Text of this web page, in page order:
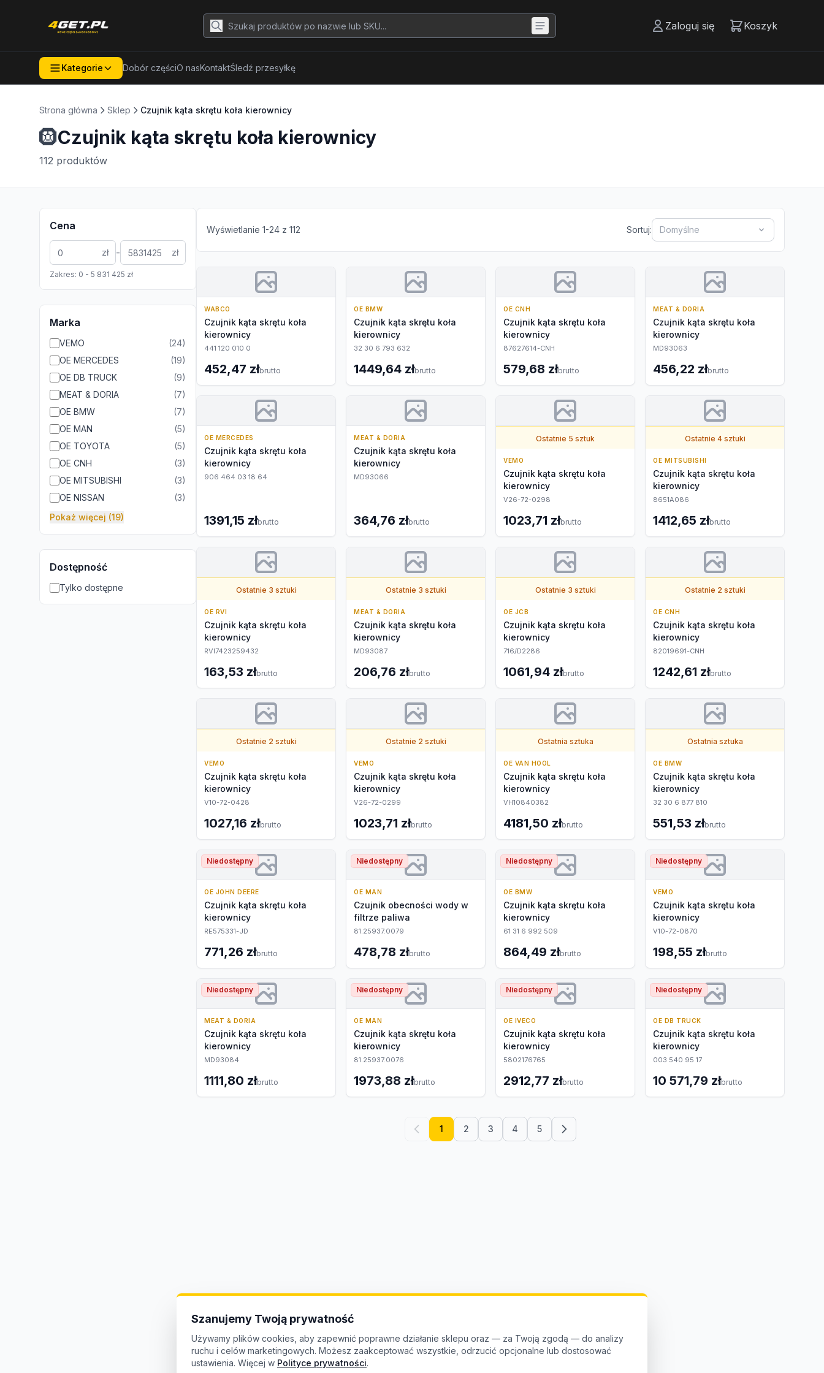
Zaloguj się Koszyk
Kategorie Dobór częściO nasKontaktŚledź przesyłkę
Strona główna Sklep Czujnik kąta skrętu koła kierownicy
🛞Czujnik kąta skrętu koła kierownicy
112 produktów
Cena
zł - zł
Zakres: 0 - 5 831 425 zł
Marka
VEMO (24)
OE MERCEDES
(19)
OE DB TRUCK
(9)
MEAT & DORIA
(7)
OE BMW
(7)
OE MAN
(5)
OE TOYOTA
(5)
OE CNH
(3)
OE MITSUBISHI
(3)
OE NISSAN
(3)
Pokaż więcej (19)
Dostępność
Tylko dostępne
Wyświetlanie 1-24 z 112 Sortuj: Domyślne
WABCO
Czujnik kąta skrętu koła
kierownicy
441 120 010 0
452,47 złbrutto
OE BMW
Czujnik kąta skrętu koła
kierownicy
32 30 6 793 632
1449,64 złbrutto
OE CNH
Czujnik kąta skrętu koła
kierownicy
87627614-CNH
579,68 złbrutto
MEAT & DORIA
Czujnik kąta skrętu koła
kierownicy
MD93063
456,22 złbrutto
OE MERCEDES
Czujnik kąta skrętu koła
kierownicy
906 464 03 18 64
1391,15 złbrutto
MEAT & DORIA
Czujnik kąta skrętu koła
kierownicy
MD93066
364,76 złbrutto
Ostatnie 5 sztuk
VEMO
Czujnik kąta skrętu koła
kierownicy
V26-72-0298
1023,71 złbrutto
Ostatnie 4 sztuki
OE MITSUBISHI
Czujnik kąta skrętu koła
kierownicy
8651A086
1412,65 złbrutto
Ostatnie 3 sztuki
OE RVI
Czujnik kąta skrętu koła
kierownicy
RVI7423259432
163,53 złbrutto
Ostatnie 3 sztuki
MEAT & DORIA
Czujnik kąta skrętu koła
kierownicy
MD93087
206,76 złbrutto
Ostatnie 3 sztuki
OE JCB
Czujnik kąta skrętu koła
kierownicy
716/D2286
1061,94 złbrutto
Ostatnie 2 sztuki
OE CNH
Czujnik kąta skrętu koła
kierownicy
82019691-CNH
1242,61 złbrutto
Ostatnie 2 sztuki
VEMO
Czujnik kąta skrętu koła
kierownicy
V10-72-0428
1027,16 złbrutto
Ostatnie 2 sztuki
VEMO
Czujnik kąta skrętu koła
kierownicy
V26-72-0299
1023,71 złbrutto
Ostatnia sztuka
OE VAN HOOL
Czujnik kąta skrętu koła
kierownicy
VH10840382
4181,50 złbrutto
Ostatnia sztuka
OE BMW
Czujnik kąta skrętu koła
kierownicy
32 30 6 877 810
551,53 złbrutto
Niedostępny
OE JOHN DEERE
Czujnik kąta skrętu koła
kierownicy
RE575331-JD
771,26 złbrutto
Niedostępny
OE MAN
Czujnik obecności wody w
filtrze paliwa
81.25937.0079
478,78 złbrutto
Niedostępny
OE BMW
Czujnik kąta skrętu koła
kierownicy
61 31 6 992 509
864,49 złbrutto
Niedostępny
VEMO
Czujnik kąta skrętu koła
kierownicy
V10-72-0870
198,55 złbrutto
Niedostępny
MEAT & DORIA
Czujnik kąta skrętu koła
kierownicy
MD93084
1111,80 złbrutto
Niedostępny
OE MAN
Czujnik kąta skrętu koła
kierownicy
81.25937.0076
1973,88 złbrutto
Niedostępny
OE IVECO
Czujnik kąta skrętu koła
kierownicy
5802176765
2912,77 złbrutto
Niedostępny
OE DB TRUCK
Czujnik kąta skrętu koła
kierownicy
003 540 95 17
10 571,79 złbrutto
1 2 3 4 5
Szanujemy Twoją prywatność
Używamy plików cookies, aby zapewnić poprawne działanie sklepu oraz — za Twoją zgodą — do analizy
ruchu i celów marketingowych. Możesz zaakceptować wszystkie, odrzucić opcjonalne lub dostosować
ustawienia. Więcej w Polityce prywatności.